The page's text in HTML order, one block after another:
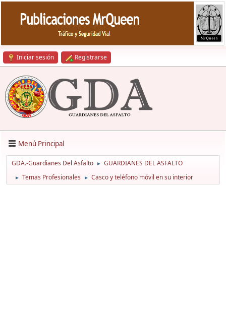
Iniciar sesión Registrarse
Menú Principal
GDA.-Guardianes Del Asfalto ► GUARDIANES DEL ASFALTO
► Temas Profesionales ► Casco y teléfono móvil en su interior